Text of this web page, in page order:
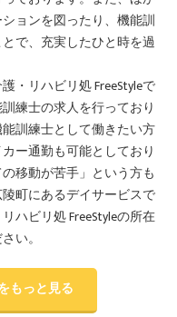
ョンを図ったり、機能訓
で、充実したひと時を過
・リハビリ処 FreeStyleで
練士の求人を行っており
訓練士として働きたい方
ー通勤も可能としており
移動が苦手」という方も
町にあるデイサービスで
ハビリ処 FreeStyleの所在
い。
もっと見る